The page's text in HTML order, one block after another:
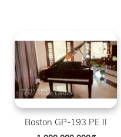
Boston GP-193 PE II